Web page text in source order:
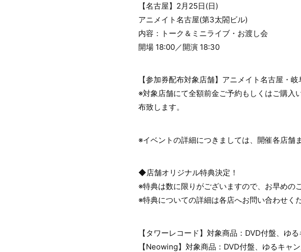
【名古屋】2月25日(日)
アニメイト名古屋(第3太閤ビル)
内容：トーク＆ミニライブ・お渡し会
開場 18:00／開演 18:30
【参加券配布対象店舗】アニメイト名古屋・
※対象店舗にて全額前金ご予約もしくはご購入
布致します。
※イベントの詳細につきましては、開催各店舗
◆店舗オリジナル特典決定！
※特典は数に限りがございますので、お早めの
※特典についての詳細は各店へお問い合わせくだ
【タワーレコード】対象商品：DVD付盤、ゆ
【Neowing】対象商品：DVD付盤、ゆるキャ